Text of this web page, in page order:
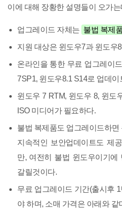
이에 대해 장황한 설명들이 오가
업그레이드 자체는 불법 복제
지원 대상은 윈도우7과 윈도우
온라인을 통한 무료 업그레이
7SP1, 윈도우8.1 S14로 업데
윈도우 7 RTM, 윈도우 8, 윈도
ISO 미디어가 필요하다.
불법 복제품도 업그레이드하
지속적인 보안업데이트도 제
만, 여전히 불법 윈도우이기에
갈릴것이다.
무료 업그레이드 기간(출시후
야 하며, 소매 가격은 아래와 같